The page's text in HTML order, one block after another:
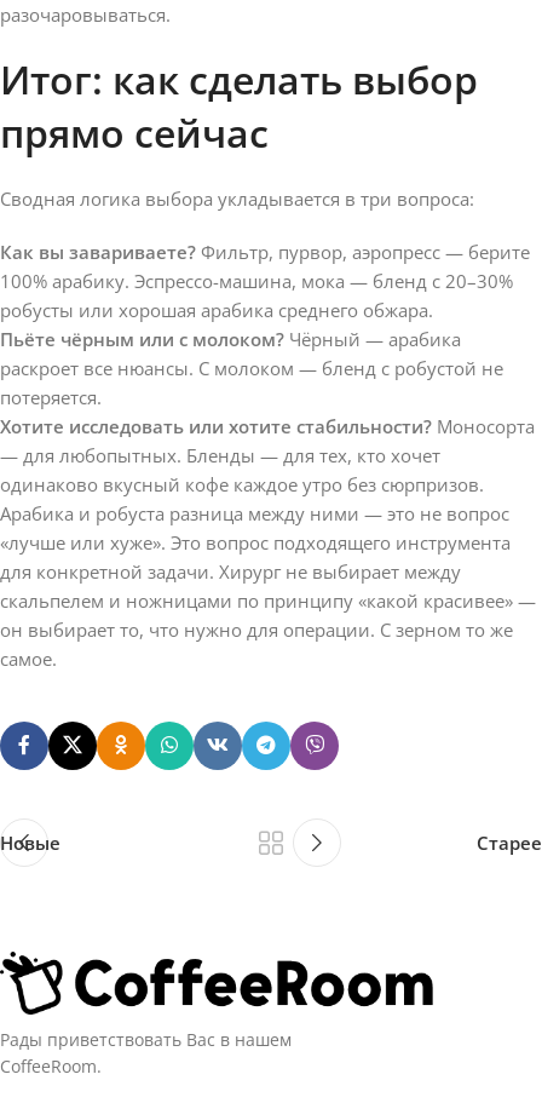
разочаровываться.
Итог: как сделать выбор
прямо сейчас
Сводная логика выбора укладывается в три вопроса:
Как вы завариваете? Фильтр, пурвор, аэропресс — берите
100% арабику. Эспрессо-машина, мока — бленд с 20–30%
робусты или хорошая арабика среднего обжара.
Пьёте чёрным или с молоком? Чёрный — арабика
раскроет все нюансы. С молоком — бленд с робустой не
потеряется.
Хотите исследовать или хотите стабильности? Моносорта
— для любопытных. Бленды — для тех, кто хочет
одинаково вкусный кофе каждое утро без сюрпризов.
Арабика и робуста разница между ними — это не вопрос
«лучше или хуже». Это вопрос подходящего инструмента
для конкретной задачи. Хирург не выбирает между
скальпелем и ножницами по принципу «какой красивее» —
он выбирает то, что нужно для операции. С зерном то же
самое.
Новые Старее
Рады приветствовать Вас в нашем
CoffeeRoom.